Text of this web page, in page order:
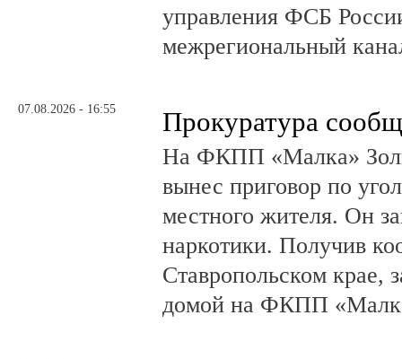
управления ФСБ
межрегиональный
07.08.2026 - 16:55 Прокуратура
На ФКПП «Малка»
вынес приговор по
местного жителя. Он
наркотики. Получив
Ставропольском крае,
домой на ФКПП